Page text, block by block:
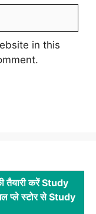
in this
तैयारी करें Study
प्ले स्टोर से Study